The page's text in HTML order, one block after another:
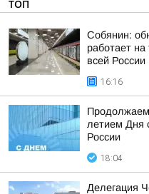
ТОП
Собянин:
работает
всей России
16:16
Продолжаем
летием Дня
России
18:04
Делегация